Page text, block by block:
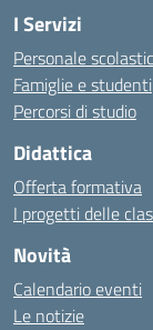
I Servizi
Personale
Famiglie e studenti
Percorsi di studio
Didattica
Offerta formativa
I progetti delle
Novità
Calendario eventi
Le notizie